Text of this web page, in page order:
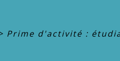
Prime d'activité :